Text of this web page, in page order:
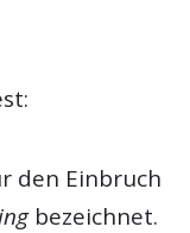
den Einbruch
bezeichnet.